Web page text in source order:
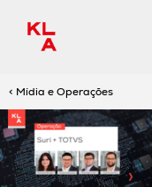
< Mídia e Operações